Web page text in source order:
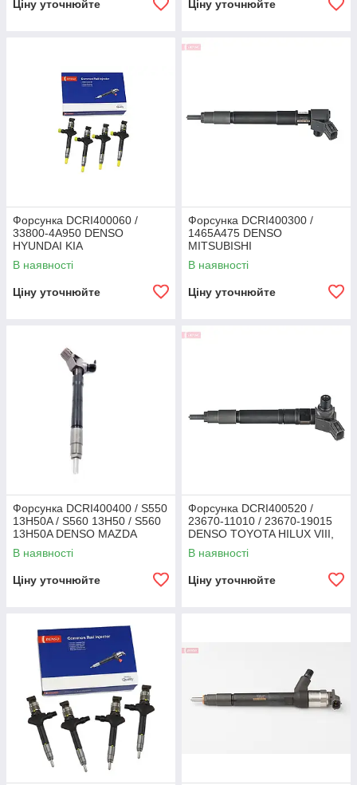
Ціну уточнюйте Ціну уточнюйте
Форсунка DCRI400060 /
33800-4A950 DENSO
HYUNDAI KIA
В наявності
Ціну уточнюйте
Форсунка DCRI400300 /
1465A475 DENSO
MITSUBISHI
В наявності
Ціну уточнюйте
Форсунка DCRI400400 / S550
13H50A / S560 13H50 / S560
13H50A DENSO MAZDA
В наявності
Ціну уточнюйте
Форсунка DCRI400520 /
23670-11010 / 23670-19015
DENSO TOYOTA HILUX VIII,
LAND CRUISER PRADO 1GD-
FTV
В наявності
Ціну уточнюйте